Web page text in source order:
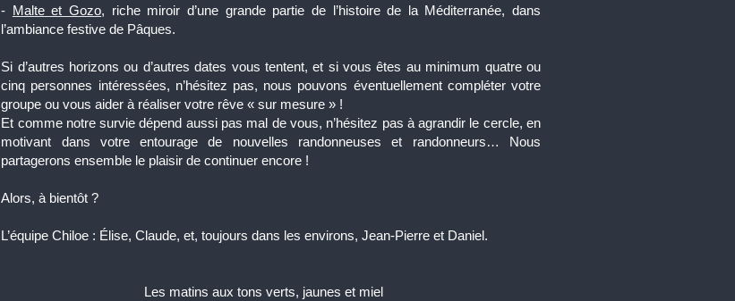
- Malte et Gozo, riche miroir d’une grande partie de l’histoire de la Méditerranée, dans
l’ambiance festive de Pâques.
Si d’autres horizons ou d’autres dates vous tentent, et si vous êtes au minimum quatre ou
cinq personnes intéressées, n’hésitez pas, nous pouvons éventuellement compléter votre
groupe ou vous aider à réaliser votre rêve « sur mesure » !
Et comme notre survie dépend aussi pas mal de vous, n’hésitez pas à agrandir le cercle, en
motivant dans votre entourage de nouvelles randonneuses et randonneurs… Nous
partagerons ensemble le plaisir de continuer encore !
Alors, à bientôt ?
L’équipe Chiloe : Élise, Claude, et, toujours dans les environs, Jean-Pierre et Daniel.
Les matins aux tons verts, jaunes et miel